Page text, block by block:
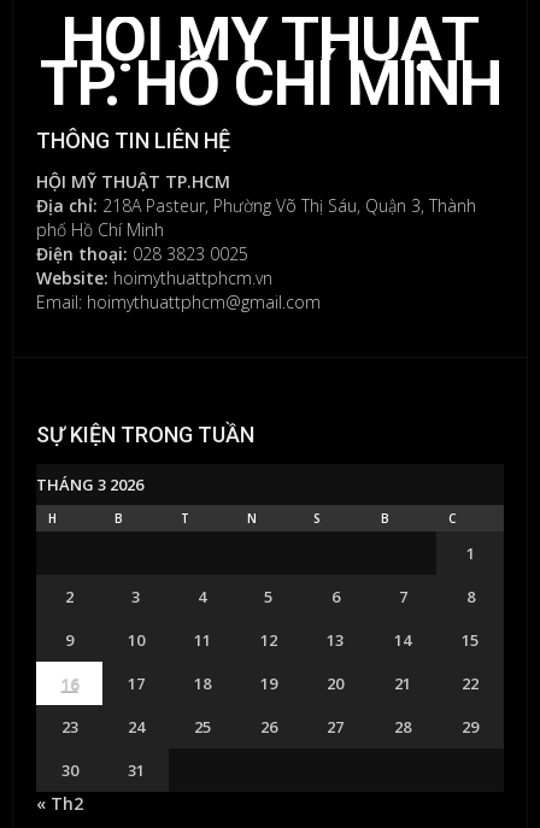
Bạn
phải
đăng
để
gửi
bình
luận.
HỘI MỸ THUẬT
TP. HỒ CHÍ MINH
THÔNG TIN LIÊN HỆ
HỘI MỸ THUẬT TP.HCM
Địa chỉ: 218A Pasteur, Phường Võ Thị Sáu, Quận 3, Thành
phố Hồ Chí Minh
Điện thoại: 028 3823 0025
Website: hoimythuattphcm.vn
Email: hoimythuattphcm@gmail.com
SỰ KIỆN TRONG TUẦN
THÁNG 3 2026
H B T N S B C
1
2
3 4 5 6 7
8
9
10 11 12 13 14
15
16
17 18 19 20 21
22
23
24 25 26 27 28
29
30
31
« Th2